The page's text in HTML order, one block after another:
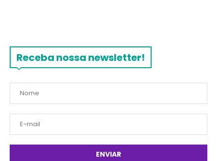
Receba nossa newsletter!